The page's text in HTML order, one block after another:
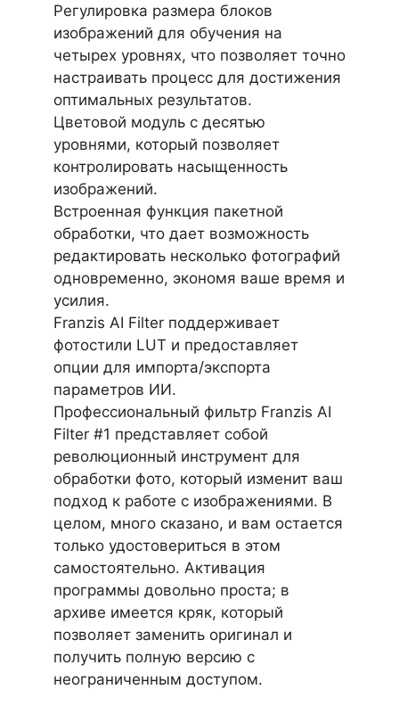
Регулировка размера блоков
изображений для обучения на
четырех уровнях, что позволяет точно
настраивать процесс для достижения
оптимальных результатов.
Цветовой модуль с десятью
уровнями, который позволяет
контролировать насыщенность
изображений.
Встроенная функция пакетной
обработки, что дает возможность
редактировать несколько фотографий
одновременно, экономя ваше время и
усилия.
Franzis AI Filter поддерживает
фотостили LUT и предоставляет
опции для импорта/экспорта
параметров ИИ.
Профессиональный фильтр Franzis AI
Filter #1 представляет собой
революционный инструмент для
обработки фото, который изменит ваш
подход к работе с изображениями. В
целом, много сказано, и вам остается
только удостовериться в этом
самостоятельно. Активация
программы довольно проста; в
архиве имеется кряк, который
позволяет заменить оригинал и
получить полную версию с
неограниченным доступом.